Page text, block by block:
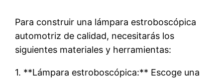
Para construir una lámpara estroboscópica
automotriz de calidad, necesitarás los
siguientes materiales y herramientas:
1. **Lámpara estroboscópica:** Escoge una